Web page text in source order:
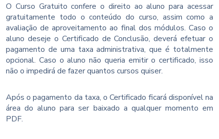
O Curso Gratuito confere o direito ao aluno para acessar
gratuitamente todo o conteúdo do curso, assim como a
avaliação de aproveitamento ao final dos módulos. Caso o
aluno deseje o Certificado de Conclusão, deverá efetuar o
pagamento de uma taxa administrativa, que é totalmente
opcional. Caso o aluno não queria emitir o certificado, isso
não o impedirá de fazer quantos cursos quiser.
Após o pagamento da taxa, o Certificado ficará disponível na
área do aluno para ser baixado a qualquer momento em
PDF.